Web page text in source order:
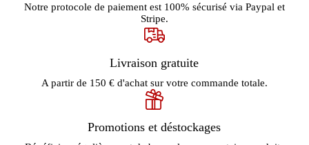
Notre protocole de paiement est 100% sécurisé via Paypal et
Stripe.
Livraison gratuite
A partir de 150 € d'achat sur votre commande totale.
Promotions et déstockages